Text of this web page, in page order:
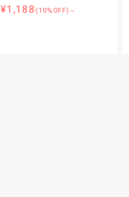
¥1,188 (10%OFF)～